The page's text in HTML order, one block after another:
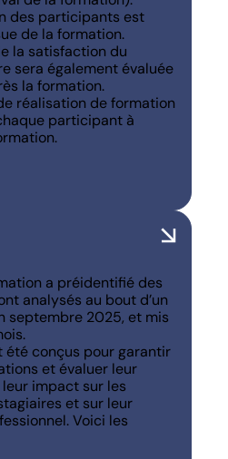
des participants est
de la formation.
la satisfaction du
sera également évaluée
la formation.
réalisation de formation
participant à
a préidentifié des
analysés au bout d’un
septembre 2025, et mis
été conçus pour garantir
et évaluer leur
impact sur les
et sur leur
Voici les